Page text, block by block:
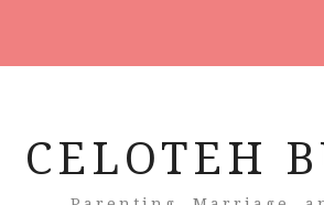
CELOTEH